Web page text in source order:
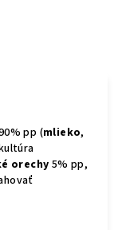
pp (mlieko,
orechy 5% pp,